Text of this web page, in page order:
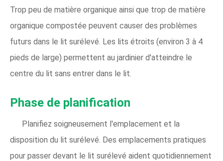
Trop peu de matière organique ainsi que trop de matière
organique compostée peuvent causer des problèmes
futurs dans le lit surélevé. Les lits étroits (environ 3 à 4
pieds de large) permettent au jardinier d'atteindre le
centre du lit sans entrer dans le lit.
Phase de planification
Planifiez soigneusement l'emplacement et la
disposition du lit surélevé. Des emplacements pratiques
pour passer devant le lit surélevé aident quotidiennement